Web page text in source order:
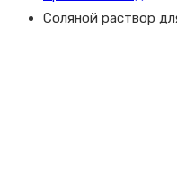
Соляной раствор